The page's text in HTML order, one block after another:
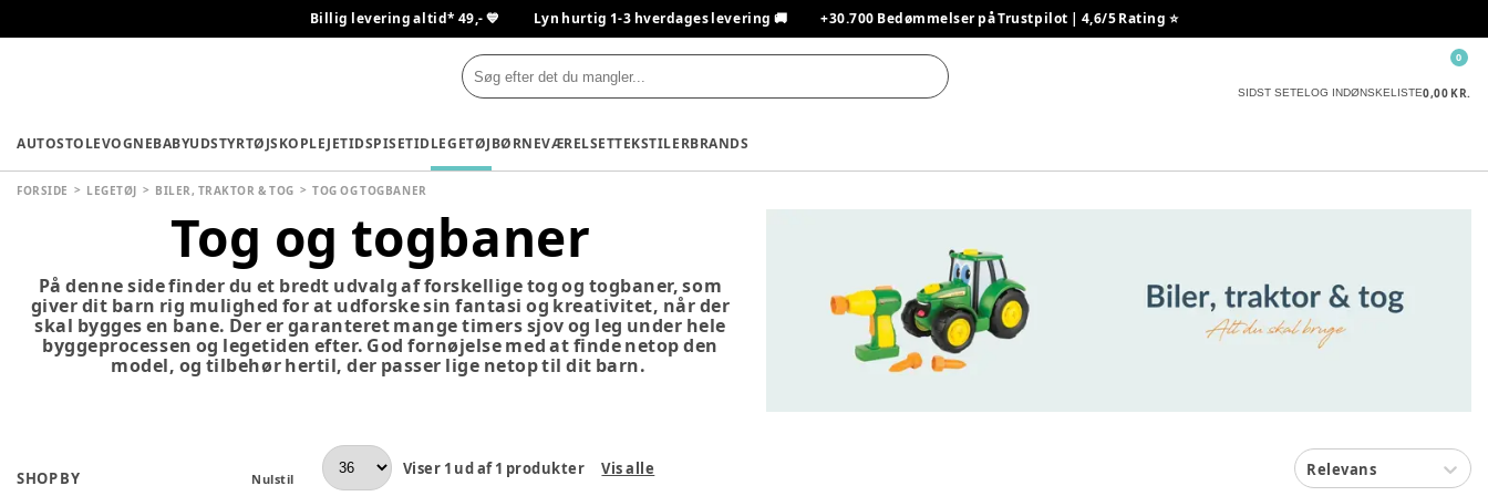
Billig levering altid* 49,- 💙 Lyn hurtig 1-3 hverdages levering 🚚 +30.700 Bedømmelser på Trustpilot | 4,6/5 Rating ⭐️
SIDST SETELOG INDØNSKELISTE0,00 KR.
0
AUTOSTOLEVOGNEBABYUDSTYRTØJSKOPLEJETIDSPISETIDLEGETØJBØRNEVÆRELSETTEKSTILERBRANDS
FORSIDE LEGETØJ BILER, TRAKTOR & TOG TOG OG TOGBANER
Tog og togbaner
På denne side finder du et bredt udvalg af forskellige tog og togbaner, som
giver dit barn rig mulighed for at udforske sin fantasi og kreativitet, når der
skal bygges en bane. Der er garanteret mange timers sjov og leg under hele
byggeprocessen og legetiden efter. God fornøjelse med at finde netop den
model, og tilbehør hertil, der passer lige netop til dit barn.
SHOP BY Nulstil
Viser 1 ud af1 produkter Vis alle Relevans